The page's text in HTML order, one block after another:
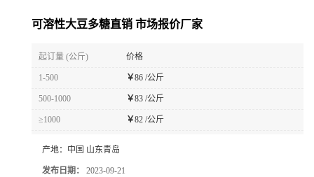
可溶性大豆多糖直销 市场报价厂家
起订量 (公斤) 价格
1-500 ￥86 /公斤
500-1000 ￥83 /公斤
≥1000 ￥82 /公斤
产地： 中国 山东青岛
发布日期： 2023-09-21